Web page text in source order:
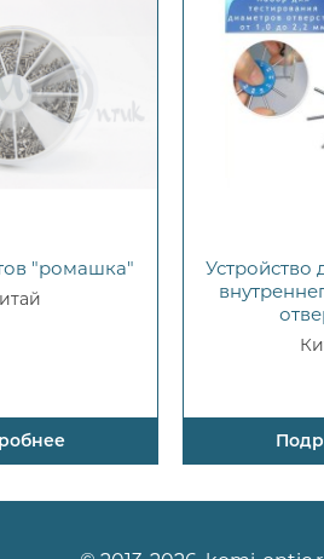
"ромашка"
Устройство